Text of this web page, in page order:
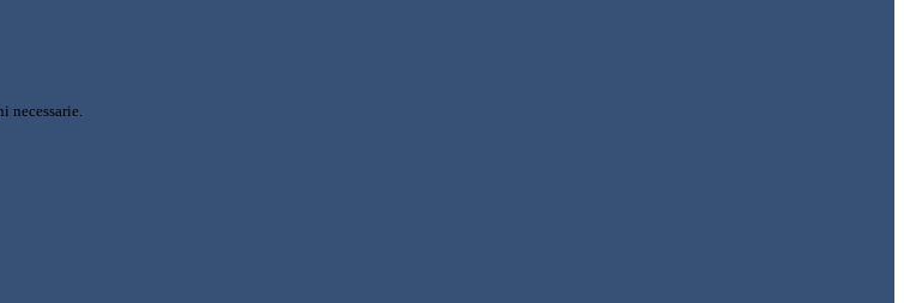
necessarie.